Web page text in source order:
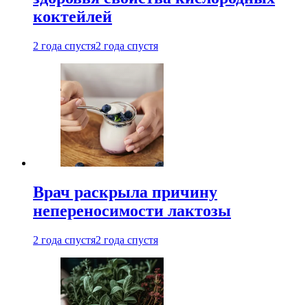
коктейлей
2 года спустя2 года спустя
Врач раскрыла причину
непереносимости лактозы
2 года спустя2 года спустя